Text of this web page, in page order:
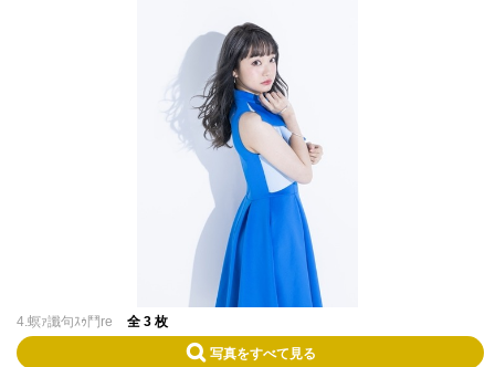
4.螟ｧ讖句ｽｩ鬥re 全 3 枚
写真をすべて見る